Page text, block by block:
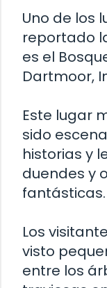
Uno de los
reportado
es el
Dartmoor,
Este lugar
sido
historias y
duendes y
fantásticas.
Los
visto
entre los